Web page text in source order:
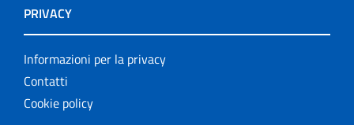
PRIVACY
Informazioni per la privacy
Contatti
Cookie policy